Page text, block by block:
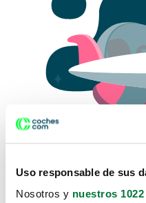
Uso responsable de sus
Nosotros y nuestros